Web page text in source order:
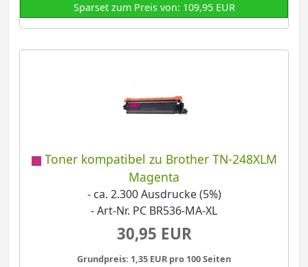
Sparset zum Preis von: 109,95 EUR
Toner kompatibel zu Brother TN-248XLM
Magenta
- ca. 2.300 Ausdrucke (5%)
- Art-Nr. PC BR536-MA-XL
30,95 EUR
Grundpreis: 1,35 EUR pro 100 Seiten